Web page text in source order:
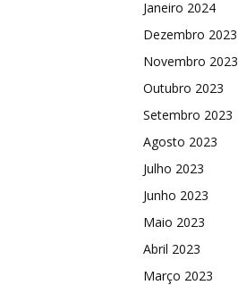
Janeiro 2024
Dezembro 2023
Novembro 2023
Outubro 2023
Setembro 2023
Agosto 2023
Julho 2023
Junho 2023
Maio 2023
Abril 2023
Março 2023